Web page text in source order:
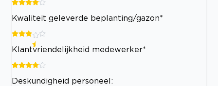
Kwaliteit geleverde beplanting/gazon*
Klantvriendelijkheid medewerker*
Deskundigheid personeel: